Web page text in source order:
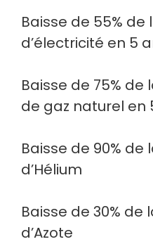
Baisse de 55%
d’électricité en 5
Baisse de 75%
de gaz naturel en
Baisse de 90%
d’Hélium
Baisse de 30%
d’Azote